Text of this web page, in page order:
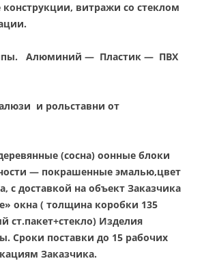
витражи со стеклом
Алюминий — Пластик — ПВХ
и рольставни от
(сосна) оонные блоки
— покрашенные эмалью,цвет
с доставкой на объект Заказчика
окна ( толщина коробки 135
ст.пакет+стекло) Изделия
Сроки поставки до 15 рабочих
Заказчика.